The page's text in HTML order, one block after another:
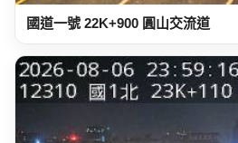
國道一號 22K+900 圓山交流道